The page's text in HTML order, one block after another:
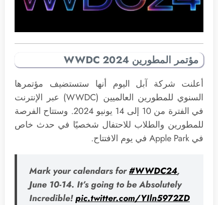
مؤتمر المطورين WWDC 2024
أعلنت شركة آبل اليوم أنها ستستضيف مؤتمرها
السنوي للمطورين العالميين (WWDC) عبر الإنترنت
في الفترة من 10 إلى 14 يونيو 2024. وستتاح الفرصة
للمطورين والطلاب للاحتفال شخصيًا في حدث خاص
في Apple Park في يوم الافتتاح.
Mark your calendars for#WWDC24,
June 10-14. It’s going to be Absolutely
Incredible!pic.twitter.com/YIln5972ZD